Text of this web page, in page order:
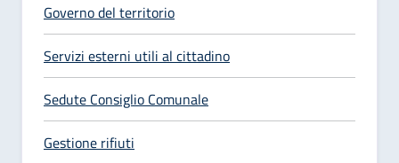
Governo del territorio
Servizi esterni utili al cittadino
Sedute Consiglio Comunale
Gestione rifiuti